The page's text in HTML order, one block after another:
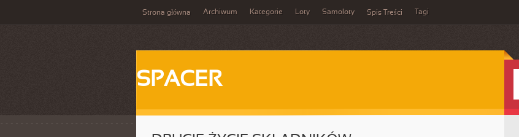
Strona główna Archiwum Kategorie Loty Samoloty Spis Treści Tagi
SPACER